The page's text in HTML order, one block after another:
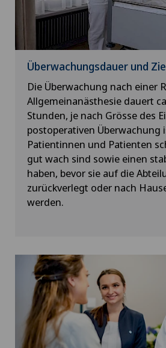
Überwachungsdauer und
Die Überwachung nach einer
Allgemeinanästhesie dauert
Stunden, je nach Grösse des
postoperativen Überwachung
Patientinnen und Patienten
gut wach sind sowie einen
haben, bevor sie auf die
zurückverlegt oder nach
werden.